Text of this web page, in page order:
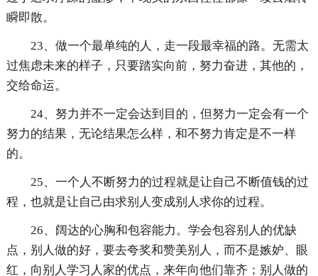
瞬即散。
23、做一个最单纯的人，走一段最幸福的路。无需太
过焦虑未来的样子，只要踏实向前，努力奋进，其他的，
交给命运。
24、努力并不一定会达到目的，但努力一定会有一个
努力的结果，无论结果怎么样，和不努力肯定是不一样
的。
25、一个人不断努力的过程就是让自己不断值钱的过
程，也就是让自己由求别人变成别人求你的过程。
26、阔达的心胸和包容能力。学会包容别人的优缺
点，别人做的好，要去夸奖和赞美别人，而不是嫉妒、眼
红，向别人学习人家的优点，来年向他们靠齐；别人做的